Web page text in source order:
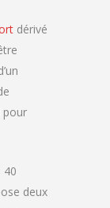
dérivé
pour
40
deux